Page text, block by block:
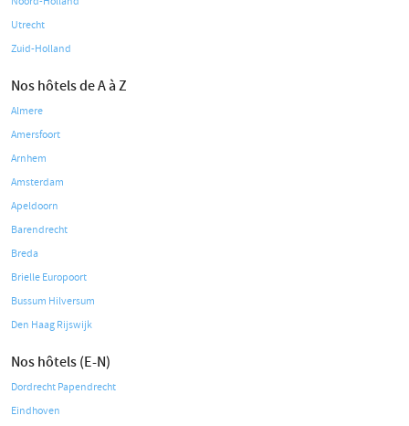
Utrecht
Zuid-Holland
Nos hôtels de A à Z
Almere
Amersfoort
Arnhem
Amsterdam
Apeldoorn
Barendrecht
Breda
Brielle Europoort
Bussum Hilversum
Den Haag Rijswijk
Nos hôtels (E-N)
Dordrecht Papendrecht
Eindhoven